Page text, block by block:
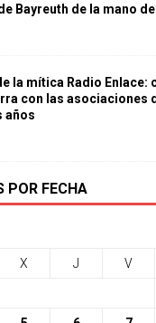
Bayreuth de la mano
la mítica Radio Enlace:
con las asociaciones
años
POR FECHA
X J V